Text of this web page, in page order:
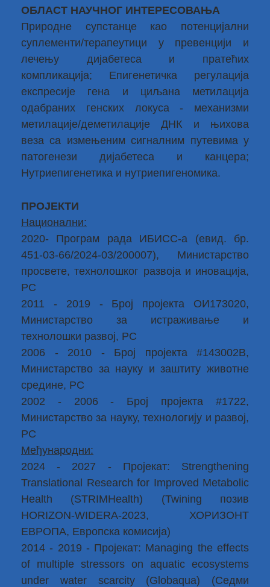
ОБЛАСТ НАУЧНОГ ИНТЕРЕСОВАЊА
Природне супстанце као потенцијални
суплементи/терапеутици у превенцији и
лечењу дијабетеса и пратећих
компликација; Епигенетичка регулација
експресије гена и циљана метилација
одабраних генских локуса - механизми
метилације/деметилације ДНК и њихова
веза са измењеним сигналним путевима у
патогенези дијабетеса и канцера;
Нутриепигенетика и нутриепигеномика.
ПРОЈЕКТИ
Национални:
2020- Програм рада ИБИСС-a (евид. бр.
451-03-66/2024-03/200007), Министарство
просвете, технолошког развоја и иновација,
РС
2011 - 2019 - Број пројекта ОИ173020,
Министарство за истраживање и
технолошки развој, РС
2006 - 2010 - Број пројекта #143002B,
Министарство за науку и заштиту животне
средине, РС
2002 - 2006 - Број пројекта #1722,
Министарство за науку, технологију и развој,
РС
Међународни:
2024 - 2027 - Пројекат: Strengthening
Translational Research for Improved Metabolic
Health (STRIMHealth) (Twining позив
HORIZON-WIDERA-2023, ХОРИЗОНТ
ЕВРОПА, Европска комисија)
2014 - 2019 - Пројекат: Managing the effects
of multiple stressors on aquatic ecosystems
under water scarcity (Globaqua) (Седми